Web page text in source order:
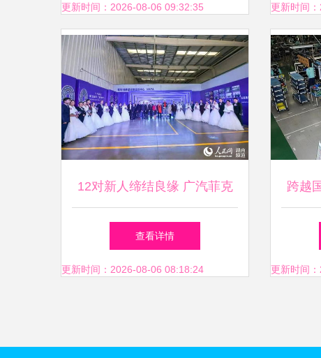
更新时间：2026-08-06 09:32:35 更新时间
12对新人缔结良缘 广汽菲克
上演浪漫集体婚礼
查看详情
更新时间：2026-08-06 08:18:24
跨越
更新时间